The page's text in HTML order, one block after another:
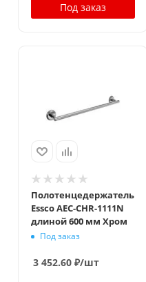
Под заказ
Полотенцедержатель
Essco AEC-CHR-1111N
длиной 600 мм Хром
Под заказ
3 452.60 ₽/шт